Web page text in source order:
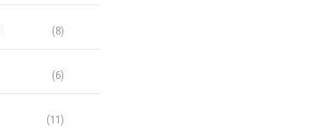
(8)
(6)
(11)